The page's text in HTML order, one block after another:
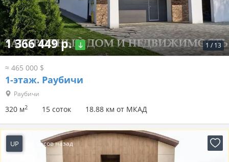
1 / 13
1 366 449 р.
≈ 465 000 $
1-этаж. Раубичи
Раубичи
320 м2 15 соток 18.88 км от МКАД
UP 11 часов назад